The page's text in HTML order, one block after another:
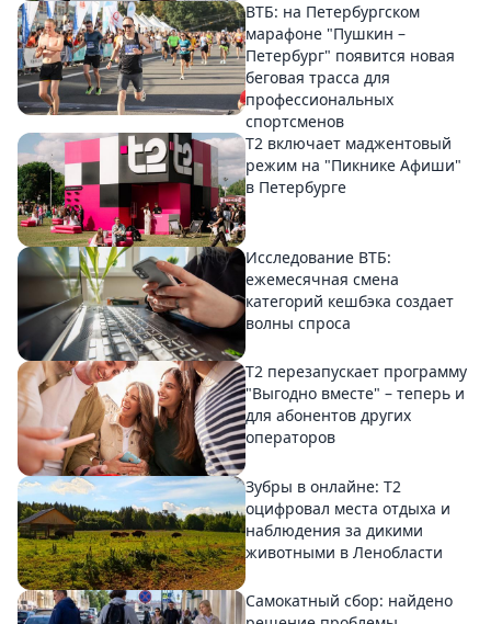
ВТБ: на Петербургском
марафоне "Пушкин –
Петербург" появится новая
беговая трасса для
профессиональных
спортсменов
Т2 включает маджентовый
режим на "Пикнике Афиши"
в Петербурге
Исследование ВТБ:
ежемесячная смена
категорий кешбэка создает
волны спроса
Т2 перезапускает программу
"Выгодно вместе" – теперь и
для абонентов других
операторов
Зубры в онлайне: Т2
оцифровал места отдыха и
наблюдения за дикими
животными в Ленобласти
Самокатный сбор: найдено